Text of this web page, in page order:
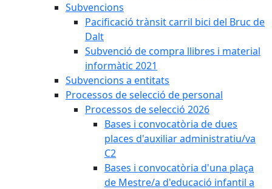
Subvencions
Pacificació trànsit carril bici del Bruc de
Dalt
Subvenció de compra llibres i material
informàtic 2021
Subvencions a entitats
Processos de selecció de personal
Processos de selecció 2026
Bases i convocatòria de dues
places d'auxiliar administratiu/va
C2
Bases i convocatòria d'una plaça
de Mestre/a d'educació infantil a